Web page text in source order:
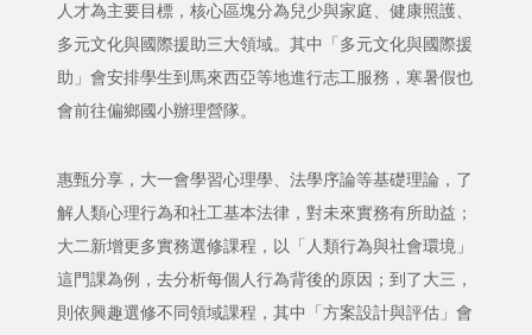
人才為主要目標，核心區塊分為兒少與家庭、健康照護、
多元文化與國際援助三大領域。其中「多元文化與國際援
助」會安排學生到馬來西亞等地進行志工服務，寒暑假也
會前往偏鄉國小辦理營隊。
惠甄分享，大一會學習心理學、法學序論等基礎理論，了
解人類心理行為和社工基本法律，對未來實務有所助益；
大二新增更多實務選修課程，以「人類行為與社會環境」
這門課為例，去分析每個人行為背後的原因；到了大三，
則依興趣選修不同領域課程，其中「方案設計與評估」會